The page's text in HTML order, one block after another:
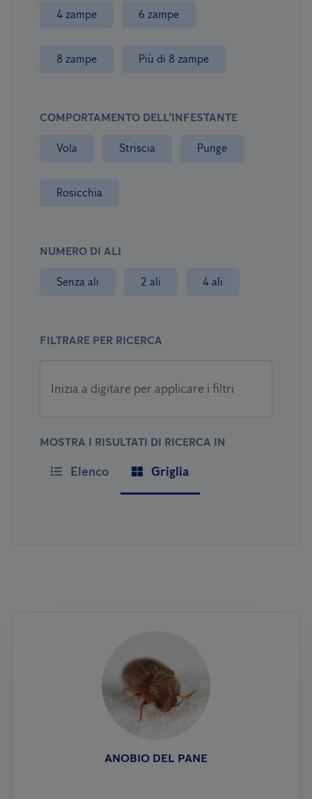
4 zampe 6 zampe
8 zampe Più di 8 zampe
COMPORTAMENTO DELL'INFESTANTE
Vola Striscia Punge
Rosicchia
NUMERO DI ALI
Senza ali 2 ali 4 ali
FILTRARE PER RICERCA
Inizia a digitare per applicare i filtri
MOSTRA I RISULTATI DI RICERCA IN
Elenco Griglia
ANOBIO DEL PANE